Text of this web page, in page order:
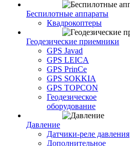
Беспилотные аппараты
Квадрокоптеры
Геодезические приемники
GPS Javad
GPS LEICA
GPS PrinCe
GPS SOKKIA
GPS TOPCON
Геодезическое
оборудование
Давление
Датчики-реле давления
Дополнительное